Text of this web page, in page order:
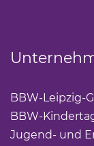
BBW-Leipzig-
BBW-
Jugend- und